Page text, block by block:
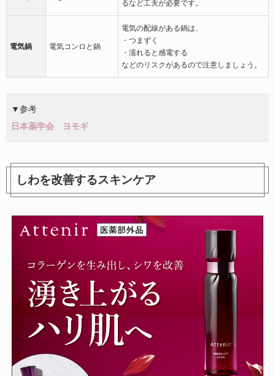
るなど工夫が必要です。
電気鍋 電気コンロと鍋
電気の配線がある鍋は、
・つまずく
・濡れると感電する
などのリスクがあるので注意しましょう。
▼参考
日本薬学会 ヨモギ
しわを改善するスキンケア